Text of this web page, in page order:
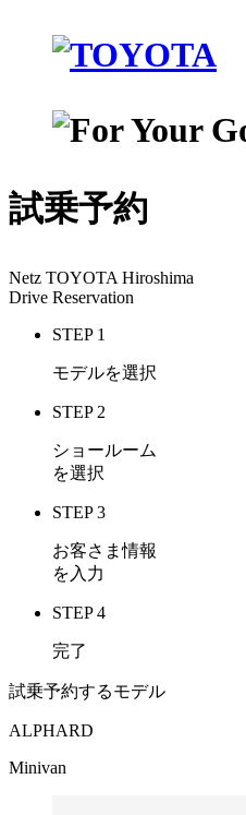
試乗予約
Netz TOYOTA Hiroshima
Drive Reservation
STEP 1
モデルを選択
STEP 2
ショールーム
を選択
STEP 3
お客さま情報
を入力
STEP 4
完了
試乗予約するモデル
ALPHARD
Minivan